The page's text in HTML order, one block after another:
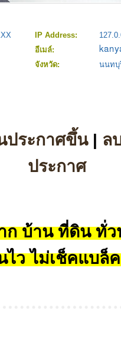
IP Address:
อีเมล์:
จังหวัด:
นนทบุ
ประกาศขึ้น| ล
ประกาศ
บ้าน ที่ดิน ทั่ว
ไว ไม่เช็คแบล็